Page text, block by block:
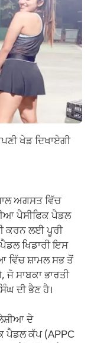
ਖੇਡ ਦਿਖਾਏਗੀ
ਅਗਸਤ ਵਿੱਚ
ਪੈਸੀਫਿਕ ਪੈਡਲ
ਕਰਨ ਲਈ ਪੂਰੀ
ਖਿਡਾਰੀ ਇਸ
ਵਿੱਚ ਸ਼ਾਮਲ ਸਭ ਤੋਂ
ਸਾਬਕਾ ਭਾਰਤੀ
ਦੀ ਭੈਣ ਹੈ।
ਦੇ
ਪੈਡਲ ਕੱਪ (APPC